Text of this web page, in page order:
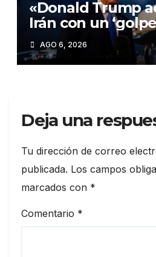
«Donald Trump
Irán con un
si incumple las
nucleares»
AGO 6, 2026
Deja una
Tu dirección de correo
publicada. Los campos
marcados con *
Comentario *